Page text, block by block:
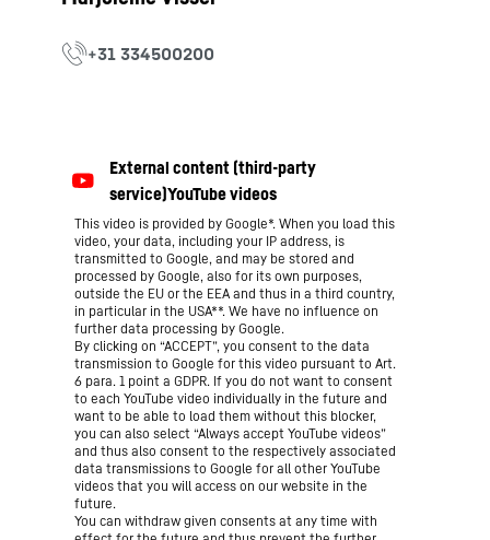
This video is provided by Google*. When you load this
video, your data, including your IP address, is
transmitted to Google, and may be stored and
processed by Google, also for its own purposes,
outside the EU or the EEA and thus in a third country,
in particular in the USA**. We have no influence on
further data processing by Google.
By clicking on “ACCEPT”, you consent to the data
transmission to Google for this video pursuant to Art.
6 para. 1 point a GDPR. If you do not want to consent
to each YouTube video individually in the future and
want to be able to load them without this blocker,
you can also select “Always accept YouTube videos”
and thus also consent to the respectively associated
data transmissions to Google for all other YouTube
videos that you will access on our website in the
future.
You can withdraw given consents at any time with